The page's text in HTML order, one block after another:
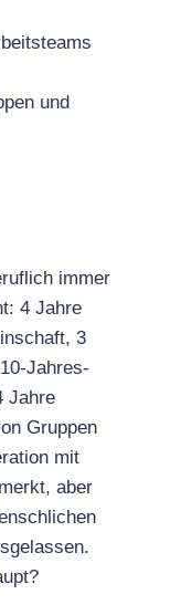
und
immer
4 Jahre
3
Jahres-
Jahre
Gruppen
mit
aber